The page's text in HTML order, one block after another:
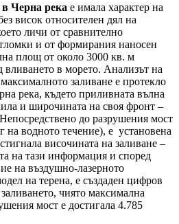
Черна река е имала характер на
висок относителен дял на
личи от сравнително
и от формирания наносен
площ от около 3000 кв. м
вливането в морето. Анализът на
заливане е протекло
река, където приливната вълна
и широчината на своя фронт –
до разрушения мост
на водното течение), е установена
височината на заливане –
на тази информация и според
на въздушно-лазерното
на терена, е създаден цифров
чиято максимална
мост е достигала 4.785